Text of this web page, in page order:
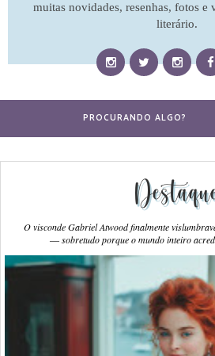
muitas novidades, resenhas, fotos e
literário.
O visconde Gabriel Atwood finalmente
― sobretudo porque o mundo inteiro